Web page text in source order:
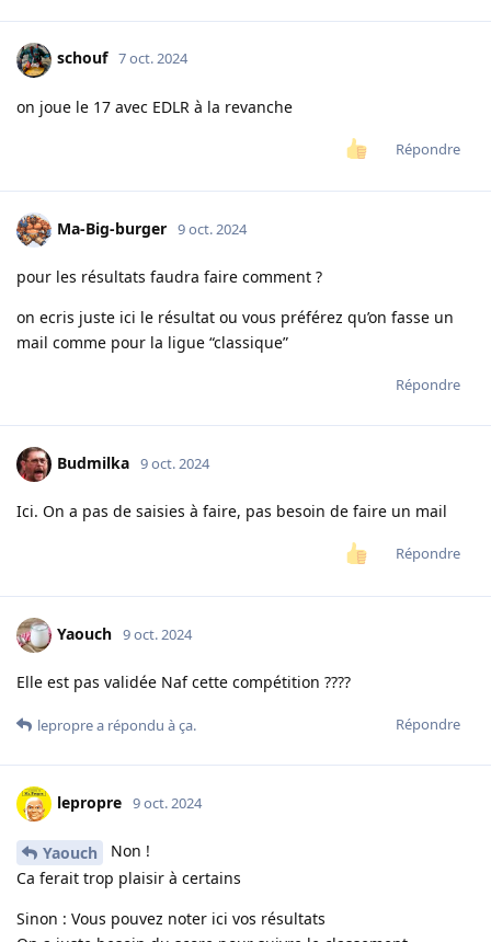
schouf 7 oct. 2024
on joue le 17 avec EDLR à la revanche
Répondre
Ma-Big-burger 9 oct. 2024
pour les résultats faudra faire comment ?
on ecris juste ici le résultat ou vous préférez qu’on fasse un
mail comme pour la ligue “classique”
Répondre
Budmilka 9 oct. 2024
Ici. On a pas de saisies à faire, pas besoin de faire un mail
Répondre
Yaouch 9 oct. 2024
Elle est pas validée Naf cette compétition ????
Répondre
leproprea répondu à ça.
lepropre 9 oct. 2024
Yaouch
Non !
Ca ferait trop plaisir à certains
Sinon : Vous pouvez noter ici vos résultats